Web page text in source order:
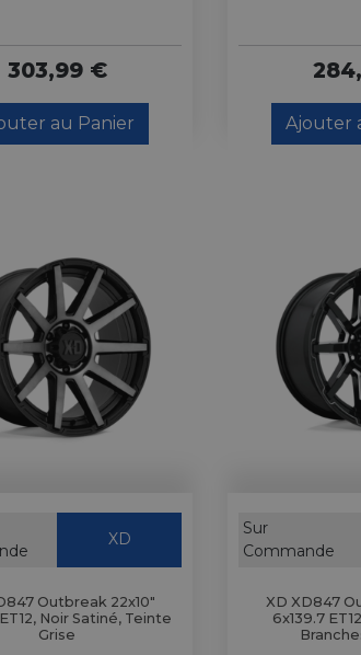
303,99 €
au Panier Ajouter
XD
Outbreak 22x10"
Noir Satiné, Teinte
Grise
Sur
Commande
XD XD847
6x139.7